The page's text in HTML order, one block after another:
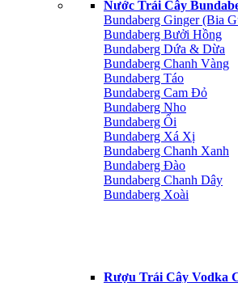
Nước Trái Cây
Bundaberg Ginger (Bia
Bundaberg Bưởi Hồng
Bundaberg Dứa & Dừa
Bundaberg Chanh Vàng
Bundaberg Táo
Bundaberg Cam Đỏ
Bundaberg Nho
Bundaberg Ổi
Bundaberg Xá Xị
Bundaberg Chanh Xanh
Bundaberg Đào
Bundaberg Chanh Dây
Bundaberg Xoài
Rượu Trái Cây Vodka